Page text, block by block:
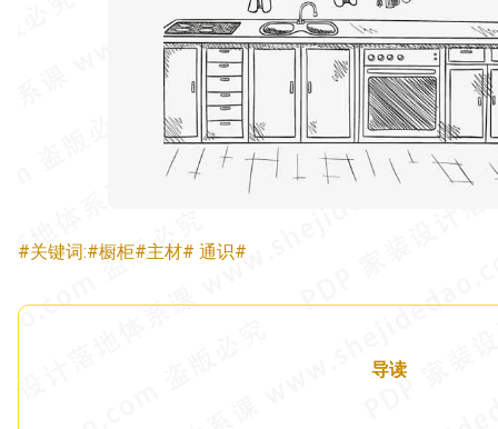
#关键词:#橱柜#主材# 通识#
导读